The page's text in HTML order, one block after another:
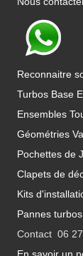
Reconnaitre
Turbos Base
Ensembles
Géométries
Pochettes de
Clapets de
Kits
Pannes
Contact 06